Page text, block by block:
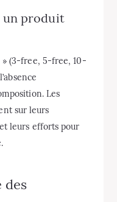
produit
» (3-free, 5-free, 10-
Les
sur leurs
leurs efforts pour
des